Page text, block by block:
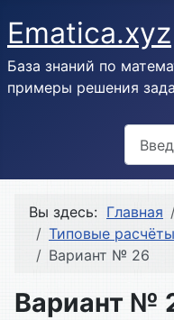
Ematica.xyz
База знаний по
примеры решения
Вы здесь: Главная
Типовые
Вариант № 26
Вариант №